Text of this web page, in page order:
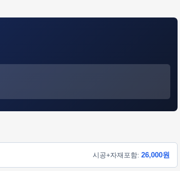
시공+자재포함: 26,000원